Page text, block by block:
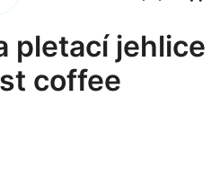
pletací jehlice
coffee